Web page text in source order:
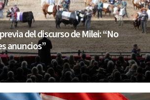
del discurso de Milei: “No
anuncios”